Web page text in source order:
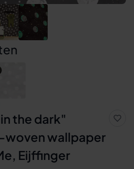
the dark"
woven wallpaper
Eijffinger